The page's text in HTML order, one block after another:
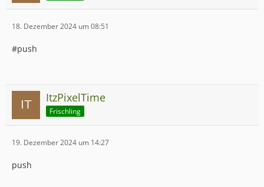
18. Dezember 2024 um 08:51
#push
ItzPixelTime
Frischling
19. Dezember 2024 um 14:27
push